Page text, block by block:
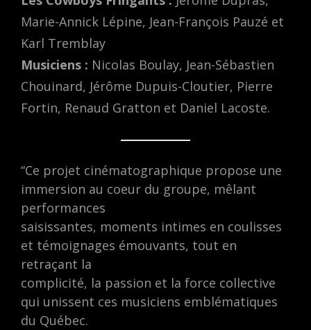
Marie-Annick Lépine, Jean-François Pauzé et
Karl Tremblay
Musiciens : Nicolas Boulay, Jean-Sébastien
Chouinard, Jérôme Dupuis-Cloutier, Pierre
Fortin, Renaud Gratton et Daniel Lacoste.
“Ce projet cinématographique propose une
immersion au coeur du groupe, mêlant
performances
saisissantes, moments intimes en coulisses
et témoignages émouvants, tout en
retraçant la
complicité, la passion et la force collective
qui unissent ces musiciens emblématiques
du Québec.